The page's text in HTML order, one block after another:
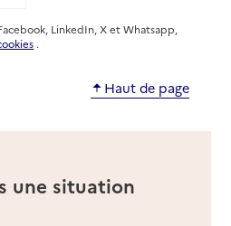
LinkedIn, X et Whatsapp,
.
Haut de page
une situation